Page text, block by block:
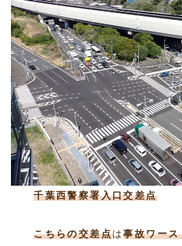
千葉西警察署入口交差点
こちらの交差点は事故ワー